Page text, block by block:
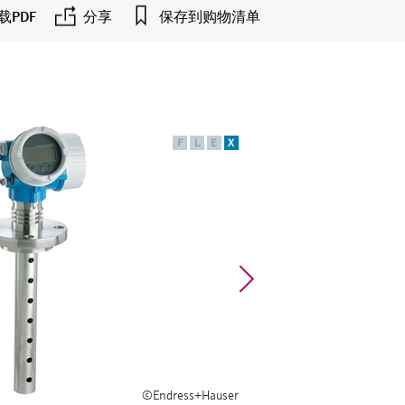
PDF 分享 保存到购物清单
F L E X
©Endress+Hauser